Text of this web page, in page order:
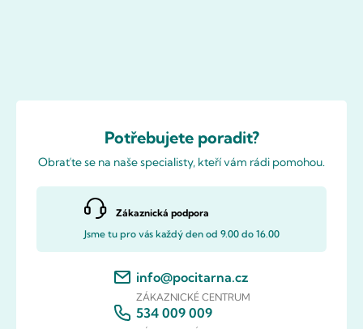
Potřebujete poradit?
Obraťte se na naše specialisty, kteří vám rádi pomohou.
Zákaznická podpora
Jsme tu pro vás každý den od 9.00 do 16.00
info@pocitarna.cz
ZÁKAZNICKÉ CENTRUM
534 009 009